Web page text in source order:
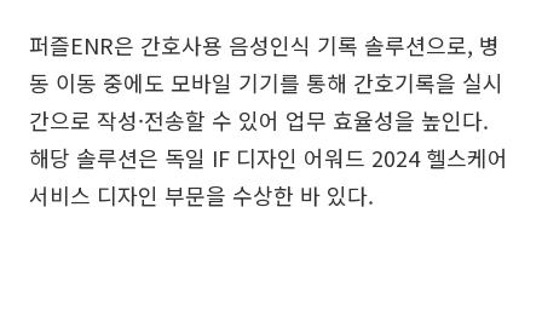
퍼즐ENR은 간호사용 음성인식 기록 솔루션으로, 병
동 이동 중에도 모바일 기기를 통해 간호기록을 실시
간으로 작성·전송할 수 있어 업무 효율성을 높인다.
해당 솔루션은 독일 IF 디자인 어워드 2024 헬스케어
서비스 디자인 부문을 수상한 바 있다.